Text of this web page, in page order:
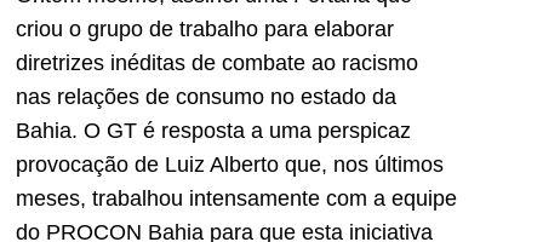
criou o grupo de trabalho para elaborar
diretrizes inéditas de combate ao racismo
nas relações de consumo no estado da
Bahia. O GT é resposta a uma perspicaz
provocação de Luiz Alberto que, nos últimos
meses, trabalhou intensamente com a equipe
do PROCON Bahia para que esta iniciativa